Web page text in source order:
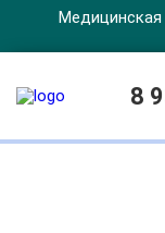
Медицинская
8
Врачи